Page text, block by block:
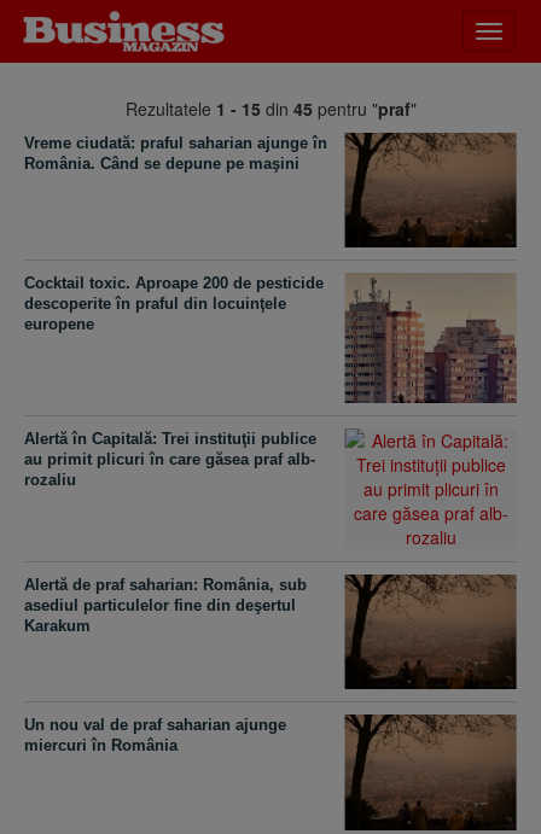
meniu
Rezultatele 1 - 15 din 45 pentru "praf"
Vreme ciudată: praful saharian ajunge în
România. Când se depune pe maşini
Cocktail toxic. Aproape 200 de pesticide
descoperite în praful din locuinţele
europene
Alertă în Capitală: Trei instituţii publice
au primit plicuri în care găsea praf alb-
rozaliu
Alertă de praf saharian: România, sub
asediul particulelor fine din deşertul
Karakum
Un nou val de praf saharian ajunge
miercuri în România